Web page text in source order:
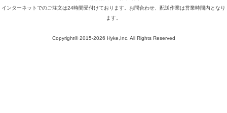
インターネットでのご注文は24時間受付けております。お問合わせ、配送作業は営業時間内となり
ます。
Copyright© 2015-2026 Hyke,Inc. All Rights Reserved